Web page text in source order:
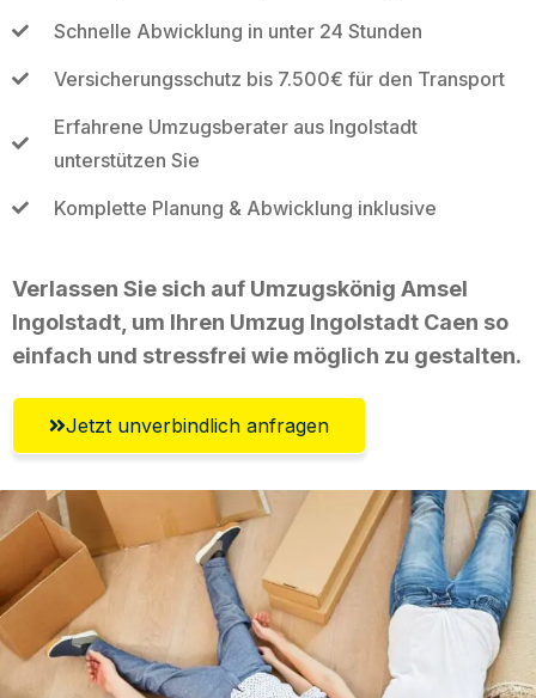
Schnelle Abwicklung in unter 24 Stunden
Versicherungsschutz bis 7.500€ für den Transport
Erfahrene Umzugsberater aus Ingolstadt
unterstützen Sie
Komplette Planung & Abwicklung inklusive
Verlassen Sie sich auf Umzugskönig Amsel
Ingolstadt, um Ihren Umzug Ingolstadt Caen so
einfach und stressfrei wie möglich zu gestalten.
Jetzt unverbindlich anfragen